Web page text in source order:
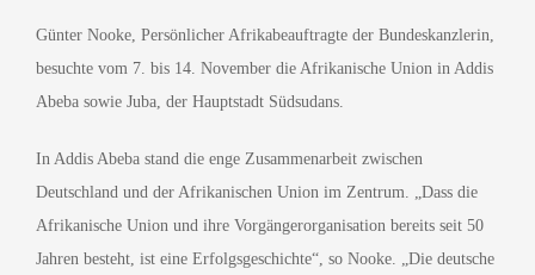
Bild
Günter Nooke, Persönlicher Afrikabeauftragte der Bundeskanzlerin,
besuchte vom 7. bis 14. November die Afrikanische Union in Addis
Abeba sowie Juba, der Hauptstadt Südsudans.
In Addis Abeba stand die enge Zusammenarbeit zwischen
Deutschland und der Afrikanischen Union im Zentrum. „Dass die
Afrikanische Union und ihre Vorgängerorganisation bereits seit 50
Jahren besteht, ist eine Erfolgsgeschichte“, so Nooke. „Die deutsche